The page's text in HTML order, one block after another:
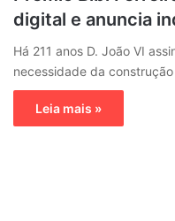
digital e anuncia
Há 211 anos D. João VI
necessidade da
Leia mais »